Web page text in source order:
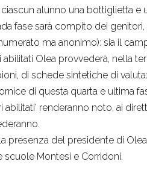
alunno una bottiglietta e
fase sarà compito dei
ma anonimo): sia il
abilitati Olea provvederà, nella
di schede sintetiche di
di questa quarta e ultima
abilitati’ renderanno noto, ai
presenza del presidente di
scuole Montesi e Corridoni.